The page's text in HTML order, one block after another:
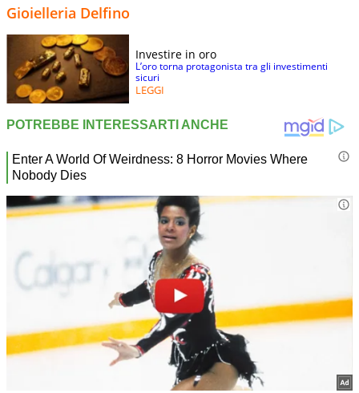
Gioielleria Delfino
Investire in oro
L’oro torna protagonista tra gli investimenti
sicuri
LEGGI